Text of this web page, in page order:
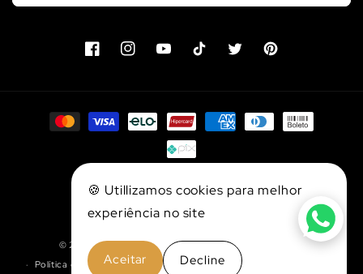
🍪 Utillizamos cookies para melhor
experiência no site
Aceitar Decline
FacebookInstagramYouTubeTikTok TwitterPinterest
Formas
© 2026,Pro Fishing Brasil| Todos Direitos Reservados
Política de reembolso
Política de privacidade